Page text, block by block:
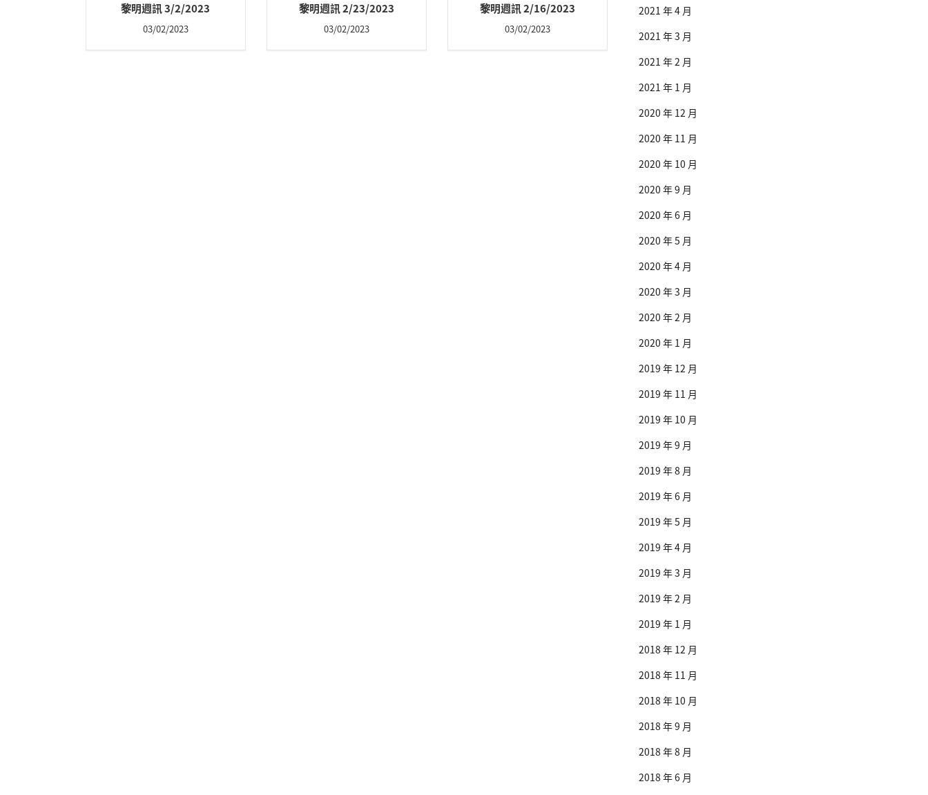
黎明週訊 3/2/2023
03/02/2023
黎明週訊 2/23/2023
03/02/2023
黎明週訊 2/16/2023
03/02/2023
2021 年 4 月
2021 年 3 月
2021 年 2 月
2021 年 1 月
2020 年 12 月
2020 年 11 月
2020 年 10 月
2020 年 9 月
2020 年 6 月
2020 年 5 月
2020 年 4 月
2020 年 3 月
2020 年 2 月
2020 年 1 月
2019 年 12 月
2019 年 11 月
2019 年 10 月
2019 年 9 月
2019 年 8 月
2019 年 6 月
2019 年 5 月
2019 年 4 月
2019 年 3 月
2019 年 2 月
2019 年 1 月
2018 年 12 月
2018 年 11 月
2018 年 10 月
2018 年 9 月
2018 年 8 月
2018 年 6 月